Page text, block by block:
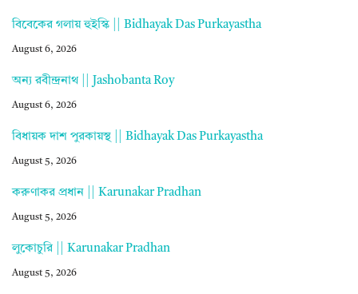
বিবেকের গলায় হুইস্কি || Bidhayak Das Purkayastha
August 6, 2026
অন্য রবীন্দ্রনাথ || Jashobanta Roy
August 6, 2026
বিধায়ক দাশ পুরকায়স্থ || Bidhayak Das Purkayastha
August 5, 2026
করুণাকর প্রধান || Karunakar Pradhan
August 5, 2026
লুকোচুরি || Karunakar Pradhan
August 5, 2026